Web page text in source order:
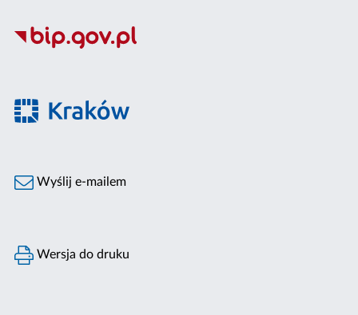
Wyślij e-mailem
Wersja do druku